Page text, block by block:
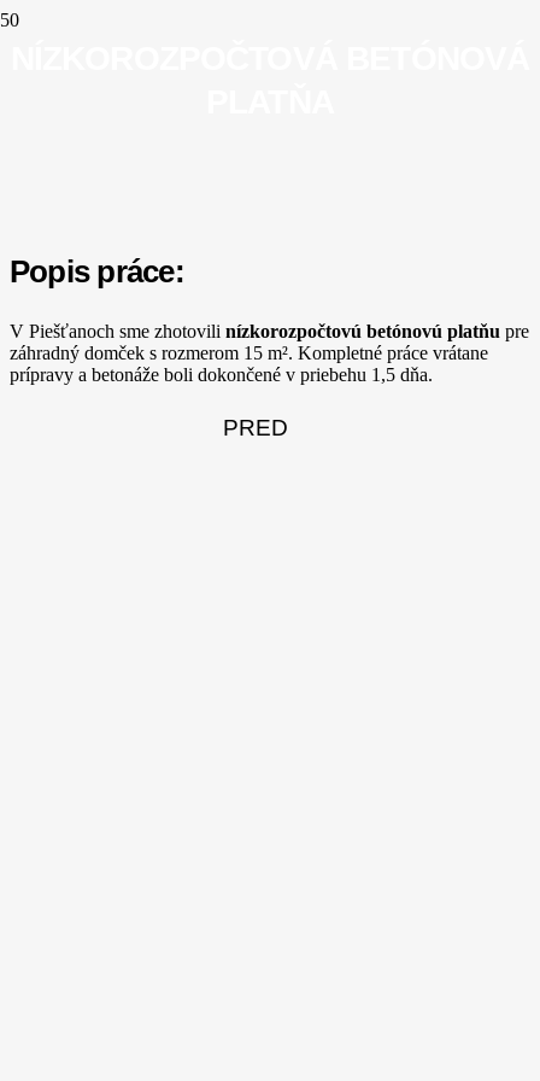
Popis práce:
V Piešťanoch sme zhotovili nízkorozpočtovú betónovú platňu pre
záhradný domček s rozmerom 15 m². Kompletné práce vrátane
prípravy a betonáže boli dokončené v priebehu 1,5 dňa.
PRED